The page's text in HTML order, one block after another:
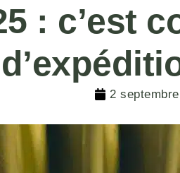
: c’est
2